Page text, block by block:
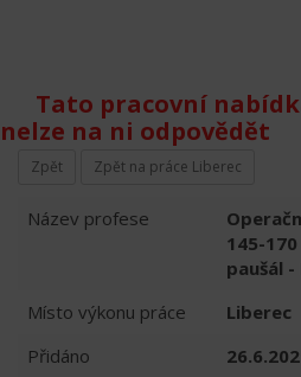
Tato pracovní
nelze na ni odpovědět
Zpět Zpět na práce Liberec
Název profese
145-
paušál
Místo výkonu práce
Liberec
Přidáno